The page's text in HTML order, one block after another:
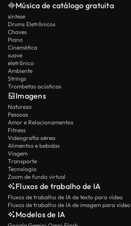
Música de catálogo gratuita
síntese
Drums Eletrônicos
Chaves
Piano
Cinemática
suave
eletrônico
Ambiente
Strings
Trombetas acústicas
Imagens
Natureza
Pessoas
Amor e Relacionamentos
Fitness
Videografia aérea
Alimentos e bebidas
Viagem
Transporte
Tecnologia
Zoom de fundo virtual
Fluxos de trabalho de IA
Fluxos de trabalho de IA de texto para vídeo
Fluxos de trabalho de IA de imagem para vídeo
Modelos de IA